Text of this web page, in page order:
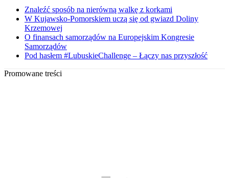
Znaleźć sposób na nierówną walkę z korkami
W Kujawsko-Pomorskiem uczą się od gwiazd Doliny
Krzemowej
O finansach samorządów na Europejskim Kongresie
Samorządów
Pod hasłem #LubuskieChallenge – Łączy nas przyszłość
Promowane treści